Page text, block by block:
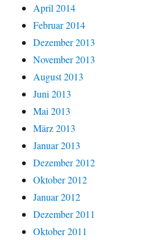
April 2014
Februar 2014
Dezember 2013
November 2013
August 2013
Juni 2013
Mai 2013
März 2013
Januar 2013
Dezember 2012
Oktober 2012
Januar 2012
Dezember 2011
Oktober 2011